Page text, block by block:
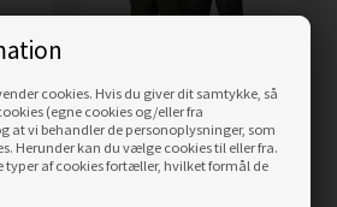
cookies. Hvis du giver dit samtykke, så
(egne cookies og/eller fra
at vi behandler de personoplysninger, som
Herunder kan du vælge cookies til eller fra.
typer af cookies fortæller, hvilket formål de
Pinewood Lappland
Extreme buks